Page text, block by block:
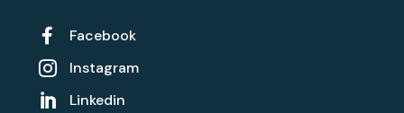
 Facebook
 Instagram

Linkedin